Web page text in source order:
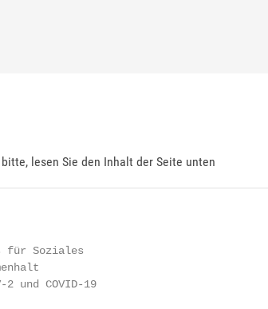
lesen Sie den Inhalt der Seite unten
für Soziales
2 und COVID-19